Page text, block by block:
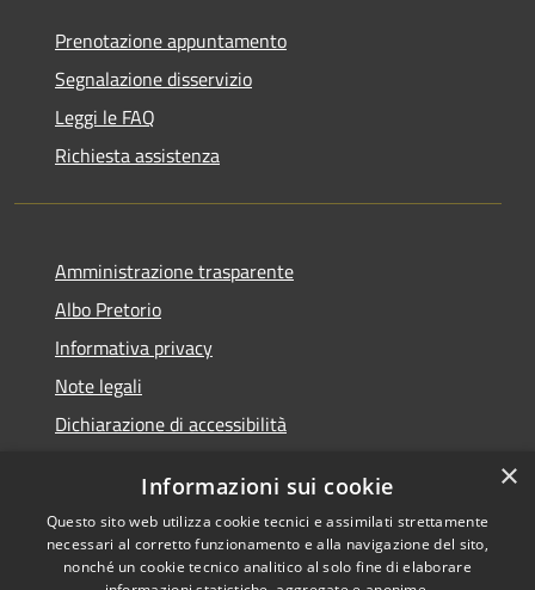
Prenotazione appuntamento
Segnalazione disservizio
Leggi le FAQ
Richiesta assistenza
Amministrazione trasparente
Albo Pretorio
Informativa privacy
Note legali
Dichiarazione di accessibilità
RSS
Accessibilità
Comune convenzionato
Astigov
×
Informazioni sui cookie
Questo sito web utilizza cookie tecnici e assimilati strettamente
necessari al corretto funzionamento e alla navigazione del sito,
nonché un cookie tecnico analitico al solo fine di elaborare